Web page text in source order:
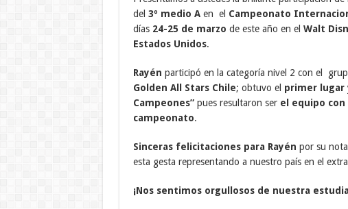
del 3º medio Aen el Campeonato
días 24-25 de marzo de este año en el Walt
Estados Unidos.
Rayén participó en la categoría nivel 2 con el
Golden All Stars Chile; obtuvo el primer lugar
Campeones”pues resultaron ser el equipo
campeonato.
Sinceras felicitaciones para Rayén por su
esta gesta representando a nuestro país en el
¡Nos sentimos orgullosos de nuestra